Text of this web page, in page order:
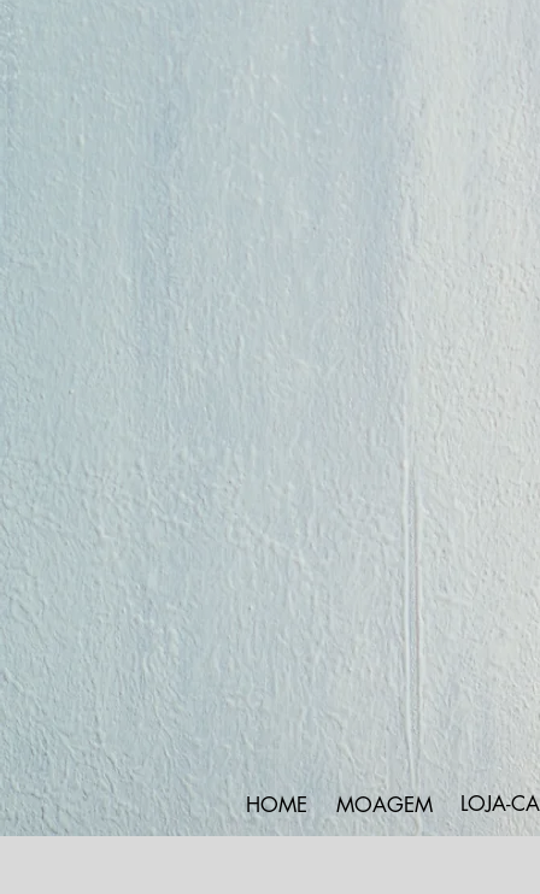
LOJA-
MOAGEM
HOME